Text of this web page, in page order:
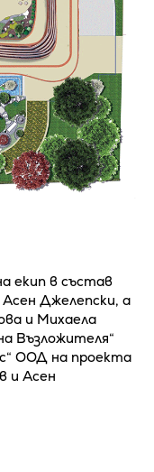
екип в състав
Джелепски, а
и Михаела
Възложителя“
ООД на проекта
и Асен